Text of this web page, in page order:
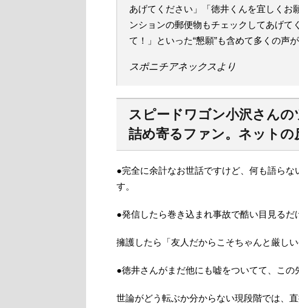
あげてください」「徳井くんを宜しくお
ンションの郵便物もチェックしてあげて
て！」といった“懇願”も含めて多くの声が
スポニチアネックスより
スピードワゴン小沢さん
詰め寄るファン。ネットの
●完全に余計なお世話ですけど、何も語ら
す。
●発信したら巻き込まれ事故で酷い目見る
擁護したら「友人だからこそちゃんと厳し
●徳井さんがまだ他にも嘘をついてて、この
世論がどう転ぶか分からない現段階では、